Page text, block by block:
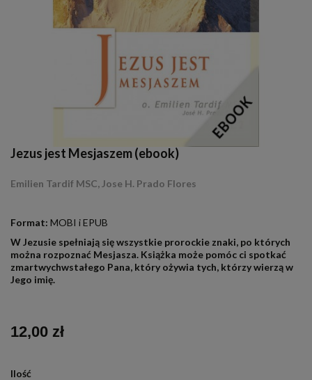
Jezus jest Mesjaszem (ebook)
Emilien Tardif MSC, Jose H. Prado Flores
Format: MOBI i EPUB
W Jezusie spełniają się wszystkie prorockie znaki, po których
można rozpoznać Mesjasza. Książka może pomóc ci spotkać
zmartwychwstałego Pana, który ożywia tych, którzy wierzą w
Jego imię.
12,00 zł
Ilość